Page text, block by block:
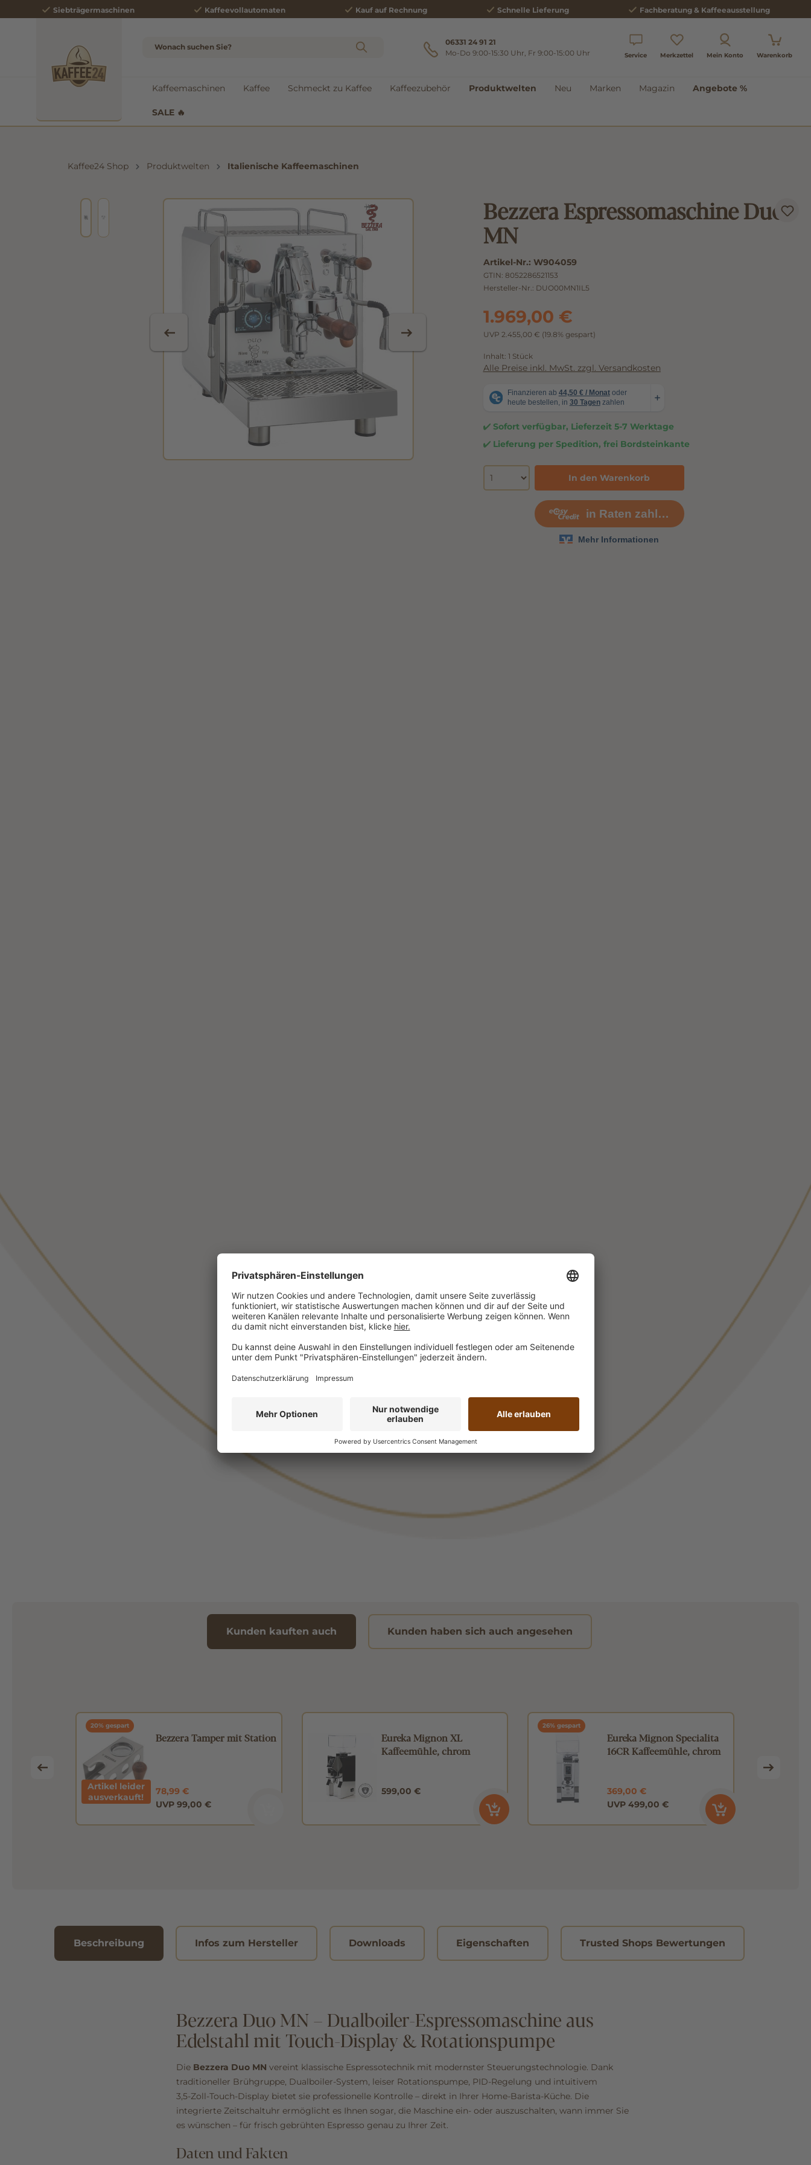
springen Zur Hauptnavigation springen
Siebträgermaschinen Kaffeevollautomaten Kauf auf Rechnung Schnelle Lieferung Fachberatung & Kaffeeausstellung
06331 24 91 21
Mo-Do 9:00-15:30 Uhr, Fr 9:00-15:00 Uhr
Service Merkzettel Mein Konto Warenkorb
Kaffeemaschinen Kaffee Schmeckt zu Kaffee Kaffeezubehör Produktwelten Neu Marken Magazin Angebote %
SALE 🔥
Kaffee24 Shop Produktwelten Italienische Kaffeemaschinen
Bezzera Espressomaschine Duo
MN
Artikel-Nr.: W904059
GTIN: 8052286521153
Hersteller-Nr.: DUO00MN1IL5
1.969,00 €
UVP 2.455,00 € (19.8% gespart)
Inhalt: 1 Stück
Alle Preise inkl. MwSt. zzgl. Versandkosten
Sofort verfügbar, Lieferzeit 5-7 Werktage
Lieferung per Spedition, frei Bordsteinkante
In den Warenkorb
Kunden kauften auch Kunden haben sich auch angesehen
20% gespart
Artikel leider
ausverkauft!
Bezzera Tamper mit Station
78,99 €
UVP 99,00 €
Eureka Mignon XL
Kaffeemühle, chrom
599,00 €
26% gespart
Eureka Mignon Specialita
16CR Kaffeemühle, chrom
369,00 €
UVP 499,00 €
Beschreibung Infos zum Hersteller Downloads Eigenschaften Trusted Shops Bewertungen
Bezzera Duo MN – Dualboiler-Espressomaschine aus
Edelstahl mit Touch-Display & Rotationspumpe
Die Bezzera Duo MN vereint klassische Espressotechnik mit modernster Steuerungstechnologie. Dank
traditioneller Brühgruppe, Dualboiler-System, leiser Rotationspumpe, PID‑Regelung und intuitivem
3,5‑Zoll‑Touch‑Display bietet sie professionelle Kontrolle – direkt in Ihrer Home‑Barista‑Küche. Die
integrierte Zeitschaltuhr ermöglicht es Ihnen sogar, die Maschine ein‑ oder auszuschalten, wann immer Sie
es wünschen – für frisch gebrühten Espresso genau zu Ihrer Zeit.
Daten und Fakten